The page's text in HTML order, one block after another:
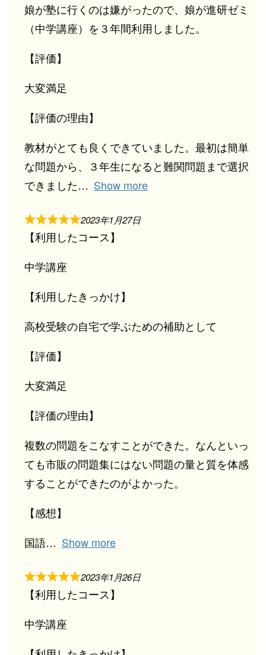
娘が塾に行くのは嫌がったので、娘が進研ゼミ
（中学講座）を３年間利用しました。
【評価】
大変満足
【評価の理由】
教材がとても良くできていました。最初は簡単
な問題から、３年生になると難関問題まで選択
できました
Show more
2023年1月27日
【利用したコース】
中学講座
【利用したきっかけ】
高校受験の自宅で学ぶための補助として
【評価】
大変満足
【評価の理由】
複数の問題をこなすことができた。なんといっ
ても市販の問題集にはない問題の量と質を体感
することができたのがよかった。
【感想】
国語
Show more
2023年1月26日
【利用したコース】
中学講座